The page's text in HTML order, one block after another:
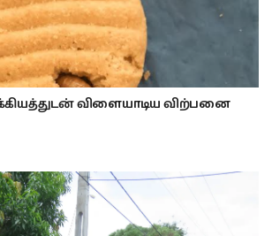
விளையாடிய விற்பனை